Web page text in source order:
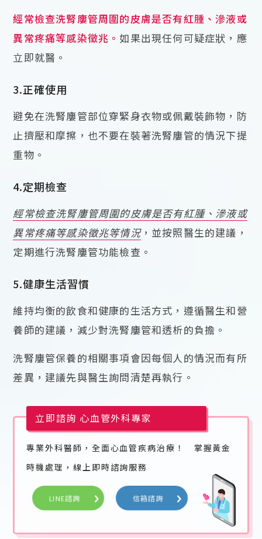
經常檢查洗腎廔管周圍的皮膚是否有紅腫、滲液或
異常疼痛等感染徵兆。 如果出現任何可疑症狀，應
立即就醫。
3.正確使用
避免在洗腎廔管部位穿緊身衣物或佩戴裝飾物，防
止擠壓和摩擦，也不要在裝著洗腎廔管的情況下提
重物。
4.定期檢查
經常檢查洗腎廔管周圍的皮膚是否有紅腫、滲液或
異常疼痛等感染徵兆等情況，並按照醫生的建議，
定期進行洗腎廔管功能檢查。
5.健康生活習慣
維持均衡的飲食和健康的生活方式，遵循醫生和營
養師的建議，減少對洗腎廔管和透析的負擔。
洗腎廔管保養的相關事項會因每個人的情況而有所
差異，建議先與醫生詢問清楚再執行。
立即諮詢 心血管外科專家
專業外科醫師，全面心血管疾病治療！ 掌握黃金
時機處理，線上即時諮詢服務
LINE諮詢 信箱諮詢